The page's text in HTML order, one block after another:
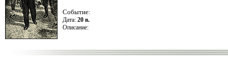
Событие:
Дата: 20 в.
Описание: